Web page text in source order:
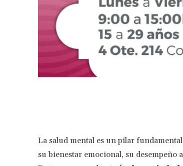
La salud mental es un pilar
su bienestar emocional, su desempeño